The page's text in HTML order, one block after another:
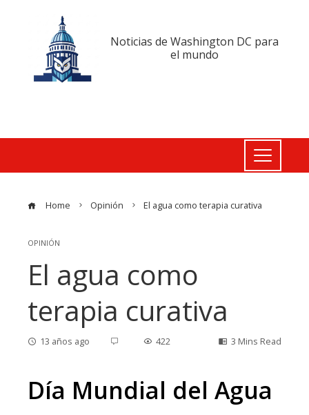
Noticias de Washington DC para
el mundo
Home Opinión El agua como terapia curativa
OPINIÓN
El agua como
terapia curativa
13 años ago 422 3 Mins Read
Día Mundial del Agua